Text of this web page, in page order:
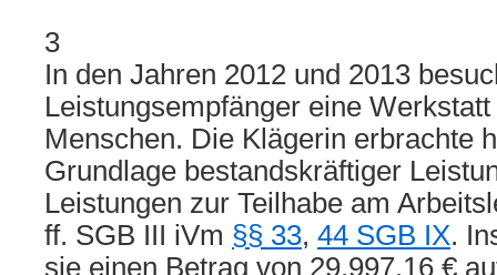
3
In den Jahren 2012 und 2013
Leistungsempfänger eine
Menschen. Die Klägerin erbrachte
Grundlage bestandskräftiger
Leistungen zur Teilhabe am
ff. SGB III iVm §§ 33, 44 SGB IX.
sie einen Betrag von 29.997,16 €